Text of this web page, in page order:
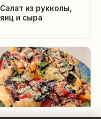
Салат из рукколы,
яиц и сыра